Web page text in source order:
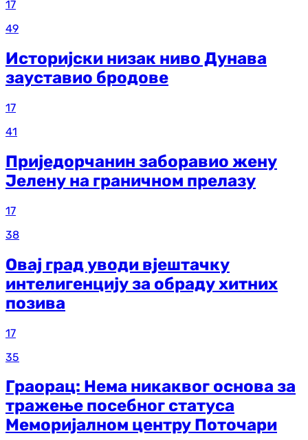
17
49
Историјски низак ниво Дунава
зауставио бродове
17
41
Приједорчанин заборавио жену
Јелену на граничном прелазу
17
38
Овај град уводи вјештачку
интелигенцију за обраду хитних
позива
17
35
Граорац: Нема никаквог основа за
тражење посебног статуса
Меморијалном центру Поточари